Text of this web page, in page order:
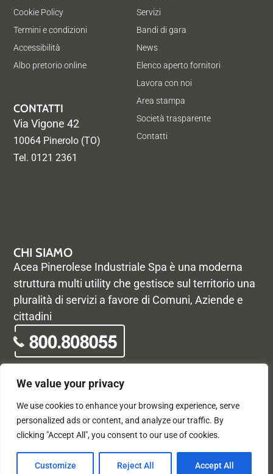
We value your privacy
We use cookies to enhance your browsing experience, serve
personalized ads or content, and analyze our traffic. By
clicking "Accept All", you consent to our use of cookies.
Customize Reject All Accept All
CHI SIAMO
Acea Pinerolese Industriale Spa è una moderna
struttura multi utility che gestisce sul territorio una
pluralità di servizi a favore di Comuni, Aziende e
cittadini
Servizi
Bandi di gara
News
Elenco aperto fornitori
Lavora con noi
Area stampa
Società trasparente
Contatti
Cookie Policy
Termini e condizioni
Accessibilità
Albo pretorio online
CONTATTI
Via Vigone 42
10064 Pinerolo (TO)
Tel. 0121 2361
© Acea Pinerolese Industriale S.p.a. – Tutti i diritti riservati. Via
Vigone 42 - 10064 Pinerolo - P. Iva e Registro delle imprese di
Torino 05059960012 - Capitale Sociale
33.915.698,68 REA di Torino: 680448
X